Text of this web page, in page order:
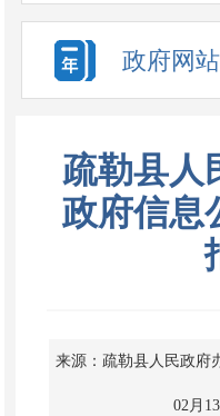
政府网
疏勒县人
政府信息
来源：疏勒县人民政府
02月